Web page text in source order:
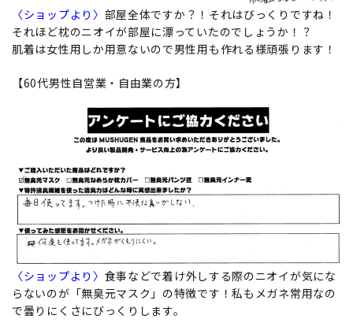
〈ショップより〉 部屋全体ですか？！それはびっくりですね！
それほど枕のニオイが部屋に漂っていたのでしょうか！？
肌着は女性用しか用意ないので男性用も作れる様頑張ります！
【60代男性自営業・自由業の方】
〈ショップより〉 食事などで着け外しする際のニオイが気にな
らないのが「無臭元マスク」の特徴です！私もメガネ常用なの
で曇りにくさにびっくりします。